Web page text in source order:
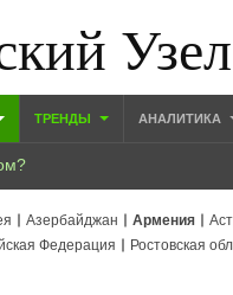
Узел
ТРЕНДЫ АНАЛИТИКА
Азербайджан Армения
Федерация Ростовская